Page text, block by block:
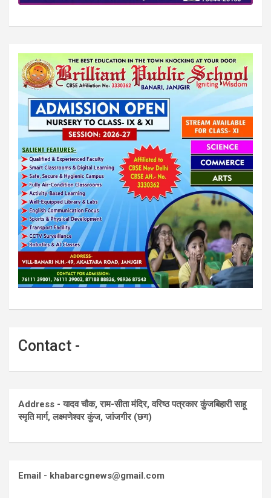
Contact -
Address - यादव चौक, राम-सीता मंदिर, वरिष्ठ पत्रकार कुंजबिहारी साहू
स्मृति मार्ग, लक्ष्मणेश्वर कुंज, जांजगीर (छग)
Email - khabarcgnews@gmail.com